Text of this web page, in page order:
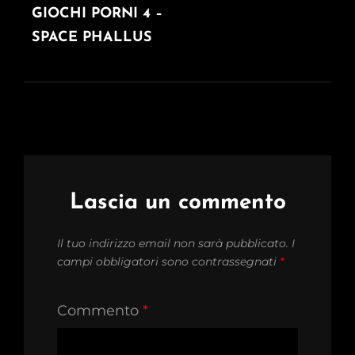
POST
GIOCHI PORNI 4 –
SPACE PHALLUS
Lascia un commento
Il tuo indirizzo email non sarà pubblicato. I
campi obbligatori sono contrassegnati *
Commento *